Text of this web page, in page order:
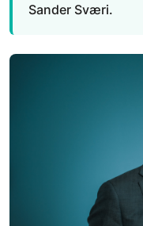
Sander Sværi.